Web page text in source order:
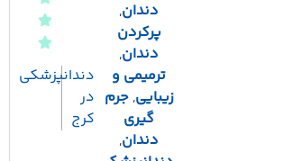
دندان,
پرکردن
دندان,
ترمیمی و
زیبایی,جرم
گیری
دندان,
دندانپزشکی
در
کرج